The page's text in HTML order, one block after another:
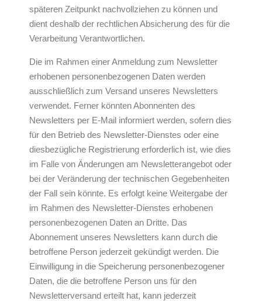
späteren Zeitpunkt nachvollziehen zu können und
dient deshalb der rechtlichen Absicherung des für die
Verarbeitung Verantwortlichen.
Die im Rahmen einer Anmeldung zum Newsletter
erhobenen personenbezogenen Daten werden
ausschließlich zum Versand unseres Newsletters
verwendet. Ferner könnten Abonnenten des
Newsletters per E-Mail informiert werden, sofern dies
für den Betrieb des Newsletter-Dienstes oder eine
diesbezügliche Registrierung erforderlich ist, wie dies
im Falle von Änderungen am Newsletterangebot oder
bei der Veränderung der technischen Gegebenheiten
der Fall sein könnte. Es erfolgt keine Weitergabe der
im Rahmen des Newsletter-Dienstes erhobenen
personenbezogenen Daten an Dritte. Das
Abonnement unseres Newsletters kann durch die
betroffene Person jederzeit gekündigt werden. Die
Einwilligung in die Speicherung personenbezogener
Daten, die die betroffene Person uns für den
Newsletterversand erteilt hat, kann jederzeit